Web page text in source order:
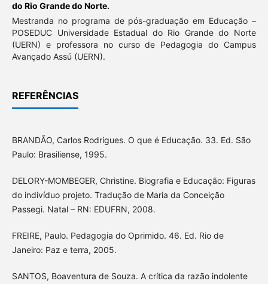
do Rio Grande do Norte.
Mestranda no programa de pós-graduação em Educação –
POSEDUC Universidade Estadual do Rio Grande do Norte
(UERN) e professora no curso de Pedagogia do Campus
Avançado Assú (UERN).
REFERÊNCIAS
BRANDÃO, Carlos Rodrigues. O que é Educação. 33. Ed. São
Paulo: Brasiliense, 1995.
DELORY-MOMBEGER, Christine. Biografia e Educação: Figuras
do indivíduo projeto. Tradução de Maria da Conceição
Passegi. Natal – RN: EDUFRN, 2008.
FREIRE, Paulo. Pedagogia do Oprimido. 46. Ed. Rio de
Janeiro: Paz e terra, 2005.
SANTOS, Boaventura de Souza. A crítica da razão indolente